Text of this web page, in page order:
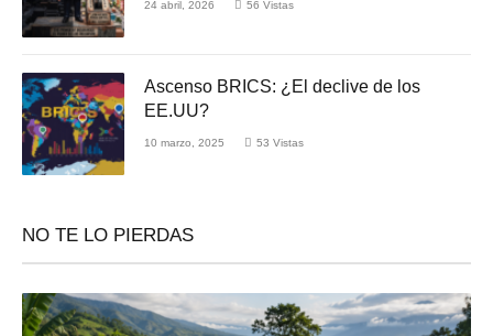
24 abril, 2026 56 Vistas
Ascenso BRICS: ¿El declive de los
EE.UU?
10 marzo, 2025 53 Vistas
NO TE LO PIERDAS